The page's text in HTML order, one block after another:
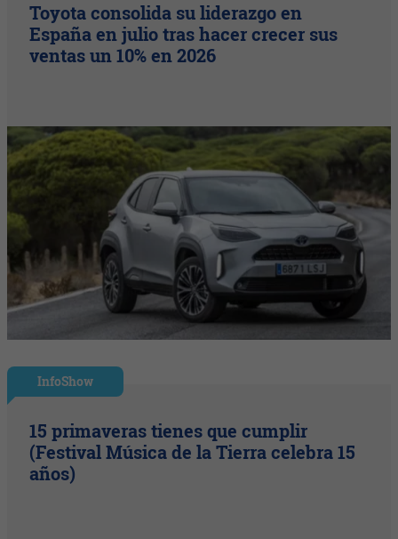
Toyota consolida su liderazgo en
España en julio tras hacer crecer sus
ventas un 10% en 2026
InfoShow
15 primaveras tienes que cumplir
(Festival Música de la Tierra celebra 15
años)